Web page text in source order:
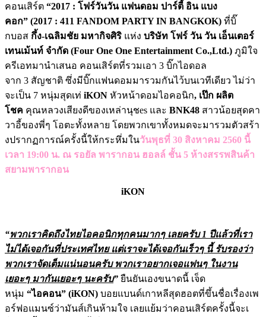
คอนเสิร์ต “2017 : โฟร์วันวัน แฟนดอม ปาร์ตี้ อิน แบง
คอก” (2017 : 411 FANDOM PARTY IN BANGKOK) ที่บิ๊
กบอส กึ้ง-เฉลิมชัย มหากิจศิริ แห่ง บริษัท โฟร์ วัน วัน เอ็นเตอร์
เทนเม้นท์ จำกัด (Four One One Entertainment Co.,Ltd.) ภูมิใจ
ครีเอทมานำเสนอ คอนเสิร์ตที่รวมเอา 3 บิ๊กไอดอล
จาก 3 สัญชาติ ซึ่งมีบิ๊กแฟนดอมมารวมกันไว้บนเวทีเดียว ไม่ว่า
จะเป็น 7 หนุ่มสุดเท่ iKON หัวหน้าดอมไอคอนิก, เป๊ก ผลิต
โชค คุณหลวงเสียงดีของเหล่านุชes และ BNK48 สาวน้อยสุดคา
วาอี้ของพี่ๆ โอตะทั้งหลาย โดยพวกเขาทั้งหมดจะมารวมตัวสร้า
งปรากฏการณ์ครั้งนี้ให้กระหึ่มในวันพุธที่ 30 สิงหาคม 2560 นี้
เวลา 19:00 น. ณ รอยัล พารากอน ฮอลล์ ชั้น 5 ห้างสรรพสินค้า
สยามพารากอน
iKON
“พวกเราคิดถึงไทยไอคอนิกทุกคนมากๆ เลยครับ1 ปีแล้วที่เรา
ไม่ได้เจอกันที่ประเทศไทย แต่เราจะได้เจอกันเร็วๆ นี้ รับรองว่า
พวกเราจัดเต็มแน่นอนครับ พวกเราอยากเจอแฟนๆ ในงาน
เยอะๆ มากันเยอะๆ นะครับ” ยืนยันเองขนาดนี้ เจ็ด
หนุ่ม “ไอคอน” (iKON) บอยแบนด์เกาหลีสุดฮอตที่ขึ้นชื่อเรื่องเพ
อร์ฟอแมนซ์ว่ามันส์เกินห้ามใจ เลยแย้มว่าคอนเสิร์ตครั้งนี้จะเ